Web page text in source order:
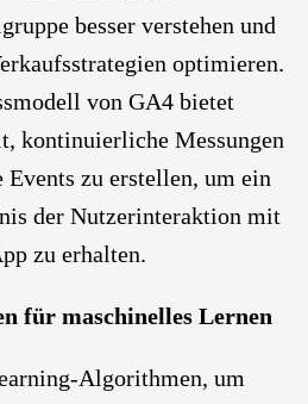
besser verstehen und
optimieren.
von GA4 bietet
kontinuierliche Messungen
zu erstellen, um ein
der Nutzerinteraktion mit
zu erhalten.
für maschinelles Lernen
Algorithmen, um